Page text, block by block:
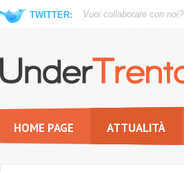
HOME PAGE ATTUALITÀ
TWITTER: Vuoi collaborare con noi?